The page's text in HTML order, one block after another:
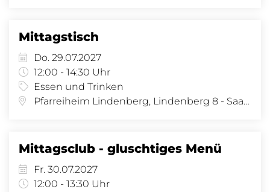
Mittagstisch
Do. 29.07.2027
12:00 - 14:30 Uhr
Essen und Trinken
Pfarreiheim Lindenberg, Lindenberg 8 - Saal, Lindenberg 8, 4058 Basel
Mittagsclub - gluschtiges Menü
Fr. 30.07.2027
12:00 - 13:30 Uhr